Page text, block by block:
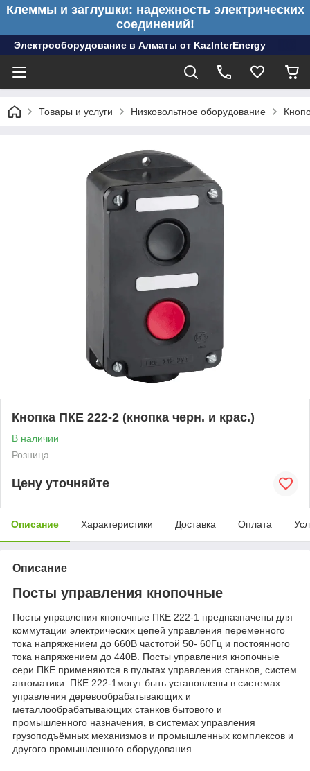
Клеммы и заглушки: надежность электрических
соединений!
Электрооборудование в Алматы от KazInterEnergy
Товары и услуги Низковольтное оборудование
Кнопка ПКЕ 222-2 (кнопка черн. и крас.)
В наличии
Розница
Цену уточняйте
Описание Характеристики Доставка Оплата
Описание
Посты управления кнопочные
Посты управления кнопочные ПКЕ 222-1 предназначены для
коммутации электрических цепей управления переменного
тока напряжением до 660В частотой 50- 60Гц и постоянного
тока напряжением до 440В. Посты управления кнопочные
сери ПКЕ применяются в пультах управления станков, систем
автоматики. ПКЕ 222-1могут быть установлены в системах
управления деревообрабатывающих и
металлообрабатывающих станков бытового и
промышленного назначения, в системах управления
грузоподъёмных механизмов и промышленных комплексов и
другого промышленного оборудования.